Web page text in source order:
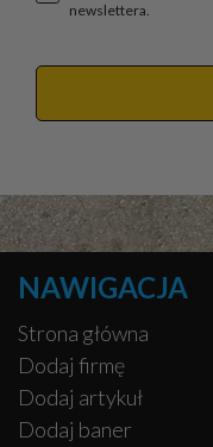
newslettera.
NAWIGACJA
Strona główna
Dodaj firmę
Dodaj artykuł
Dodaj baner